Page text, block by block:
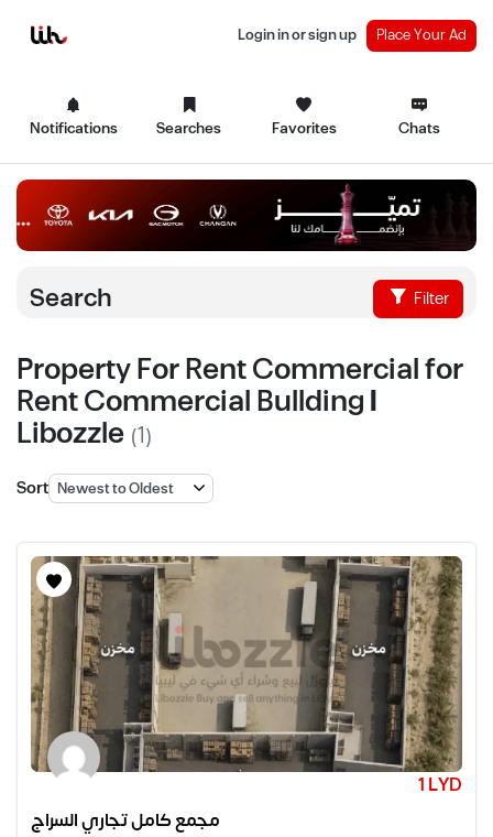
Notifications Searches Favorites Chats
Login in or sign up Place Your Ad
Search Filter
Property For Rent Commercial for
Rent Commercial Bullding |
Libozzle (1)
Sort
1 LYD
مجمع كامل تجاري السراج